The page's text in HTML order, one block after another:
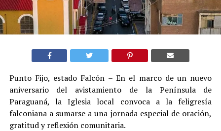
Punto Fijo, estado Falcón – En el marco de un nuevo
aniversario del avistamiento de la Península de
Paraguaná, la Iglesia local convoca a la feligresía
falconiana a sumarse a una jornada especial de oración,
gratitud y reflexión comunitaria.